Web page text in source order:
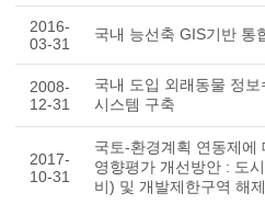
2016-
03-31
국내 능선축 GIS기반 통
2008-
12-31
국내 도입 외래동물 정
시스템 구축
2017-
10-31
국토-환경계획 연동제에
영향평가 개선방안 : 도
비) 및 개발제한구역 해